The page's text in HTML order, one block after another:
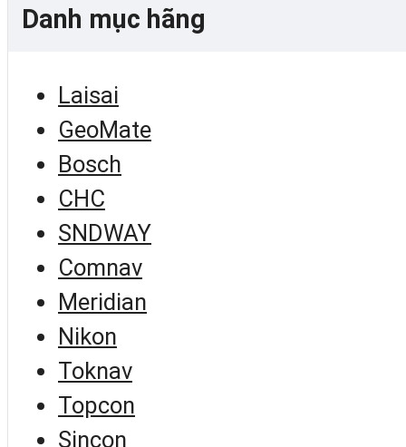
Danh mục hãng
Laisai
GeoMate
Bosch
CHC
SNDWAY
Comnav
Meridian
Nikon
Toknav
Topcon
Sincon